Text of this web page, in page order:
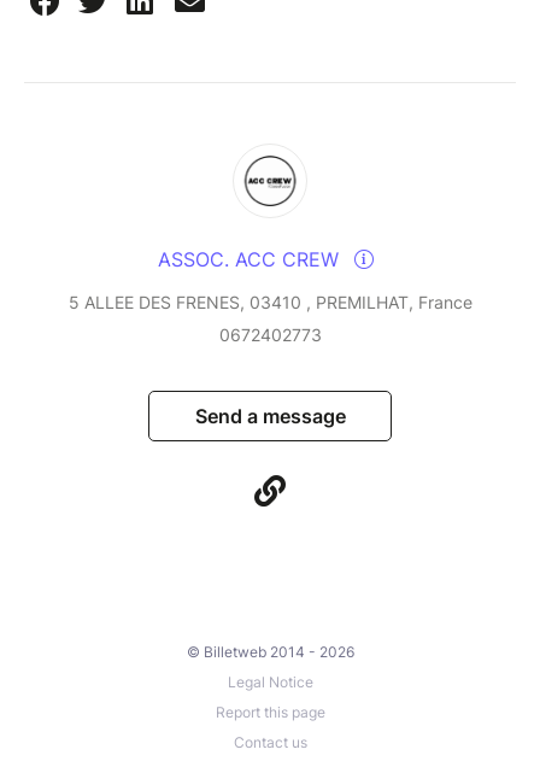
ASSOC. ACC CREW
5 ALLEE DES FRENES, 03410 , PREMILHAT, France
0672402773
Send a message
© Billetweb 2014 - 2026
Legal Notice
Report this page
Contact us